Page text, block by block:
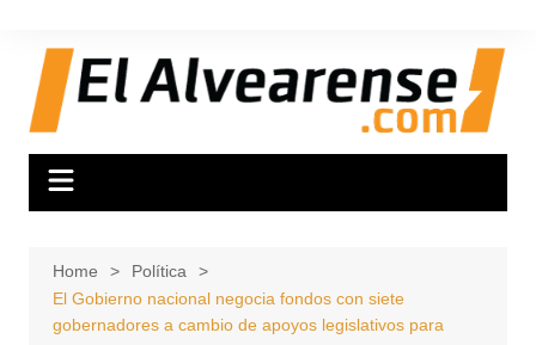
content
Home
Política
El Gobierno nacional negocia fondos con siete
gobernadores a cambio de apoyos legislativos para